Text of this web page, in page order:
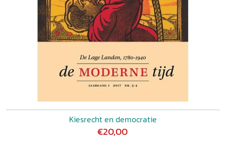
Kiesrecht en democratie
€20,00